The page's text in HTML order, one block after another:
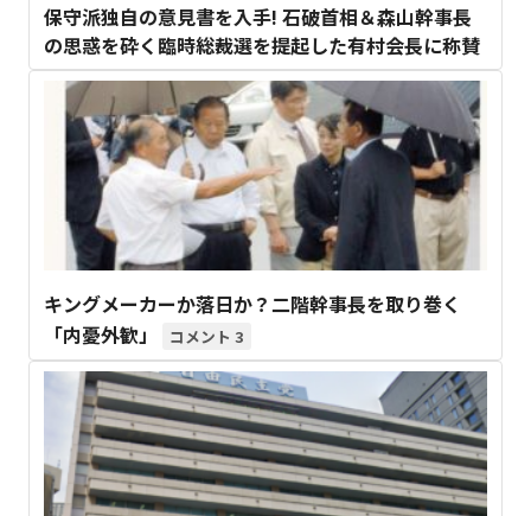
保守派独自の意見書を入手! 石破首相＆森山幹事長
の思惑を砕く臨時総裁選を提起した有村会長に称賛
キングメーカーか落日か？二階幹事長を取り巻く
「内憂外歓」
3